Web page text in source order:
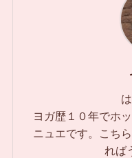
ヨガ歴１０年でホ
ニュエです。こち
れば